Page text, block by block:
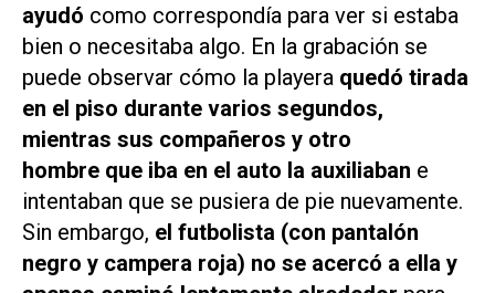
ayudó como correspondía para ver si estaba
bien o necesitaba algo. En la grabación se
puede observar cómo la playera quedó tirada
en el piso durante varios segundos,
mientras sus compañeros y otro
hombre que iba en el auto la auxiliaban e
intentaban que se pusiera de pie nuevamente.
Sin embargo, el futbolista (con pantalón
negro y campera roja) no se acercó a ella y